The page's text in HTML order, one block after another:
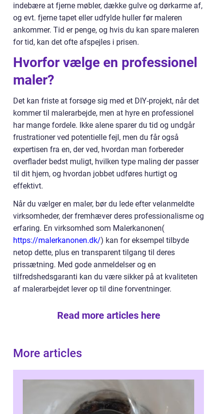
indebære at fjerne møbler, dække gulve og dørkarme af,
og evt. fjerne tapet eller udfylde huller før maleren
ankommer. Tid er penge, og hvis du kan spare maleren
for tid, kan det ofte afspejles i prisen.
Hvorfor vælge en professionel
maler?
Det kan friste at forsøge sig med et DIY-projekt, når det
kommer til malerarbejde, men at hyre en professionel
har mange fordele. Ikke alene sparer du tid og undgår
frustrationer ved potentielle fejl, men du får også
expertisen fra en, der ved, hvordan man forbereder
overflader bedst muligt, hvilken type maling der passer
til dit hjem, og hvordan jobbet udføres hurtigt og
effektivt.
Når du vælger en maler, bør du lede efter velanmeldte
virksomheder, der fremhæver deres professionalisme og
erfaring. En virksomhed som Malerkanonen(
https://malerkanonen.dk/) kan for eksempel tilbyde
netop dette, plus en transparent tilgang til deres
prissætning. Med gode anmeldelser og en
tilfredshedsgaranti kan du være sikker på at kvaliteten
af malerarbejdet lever op til dine forventninger.
Read more articles here
More articles